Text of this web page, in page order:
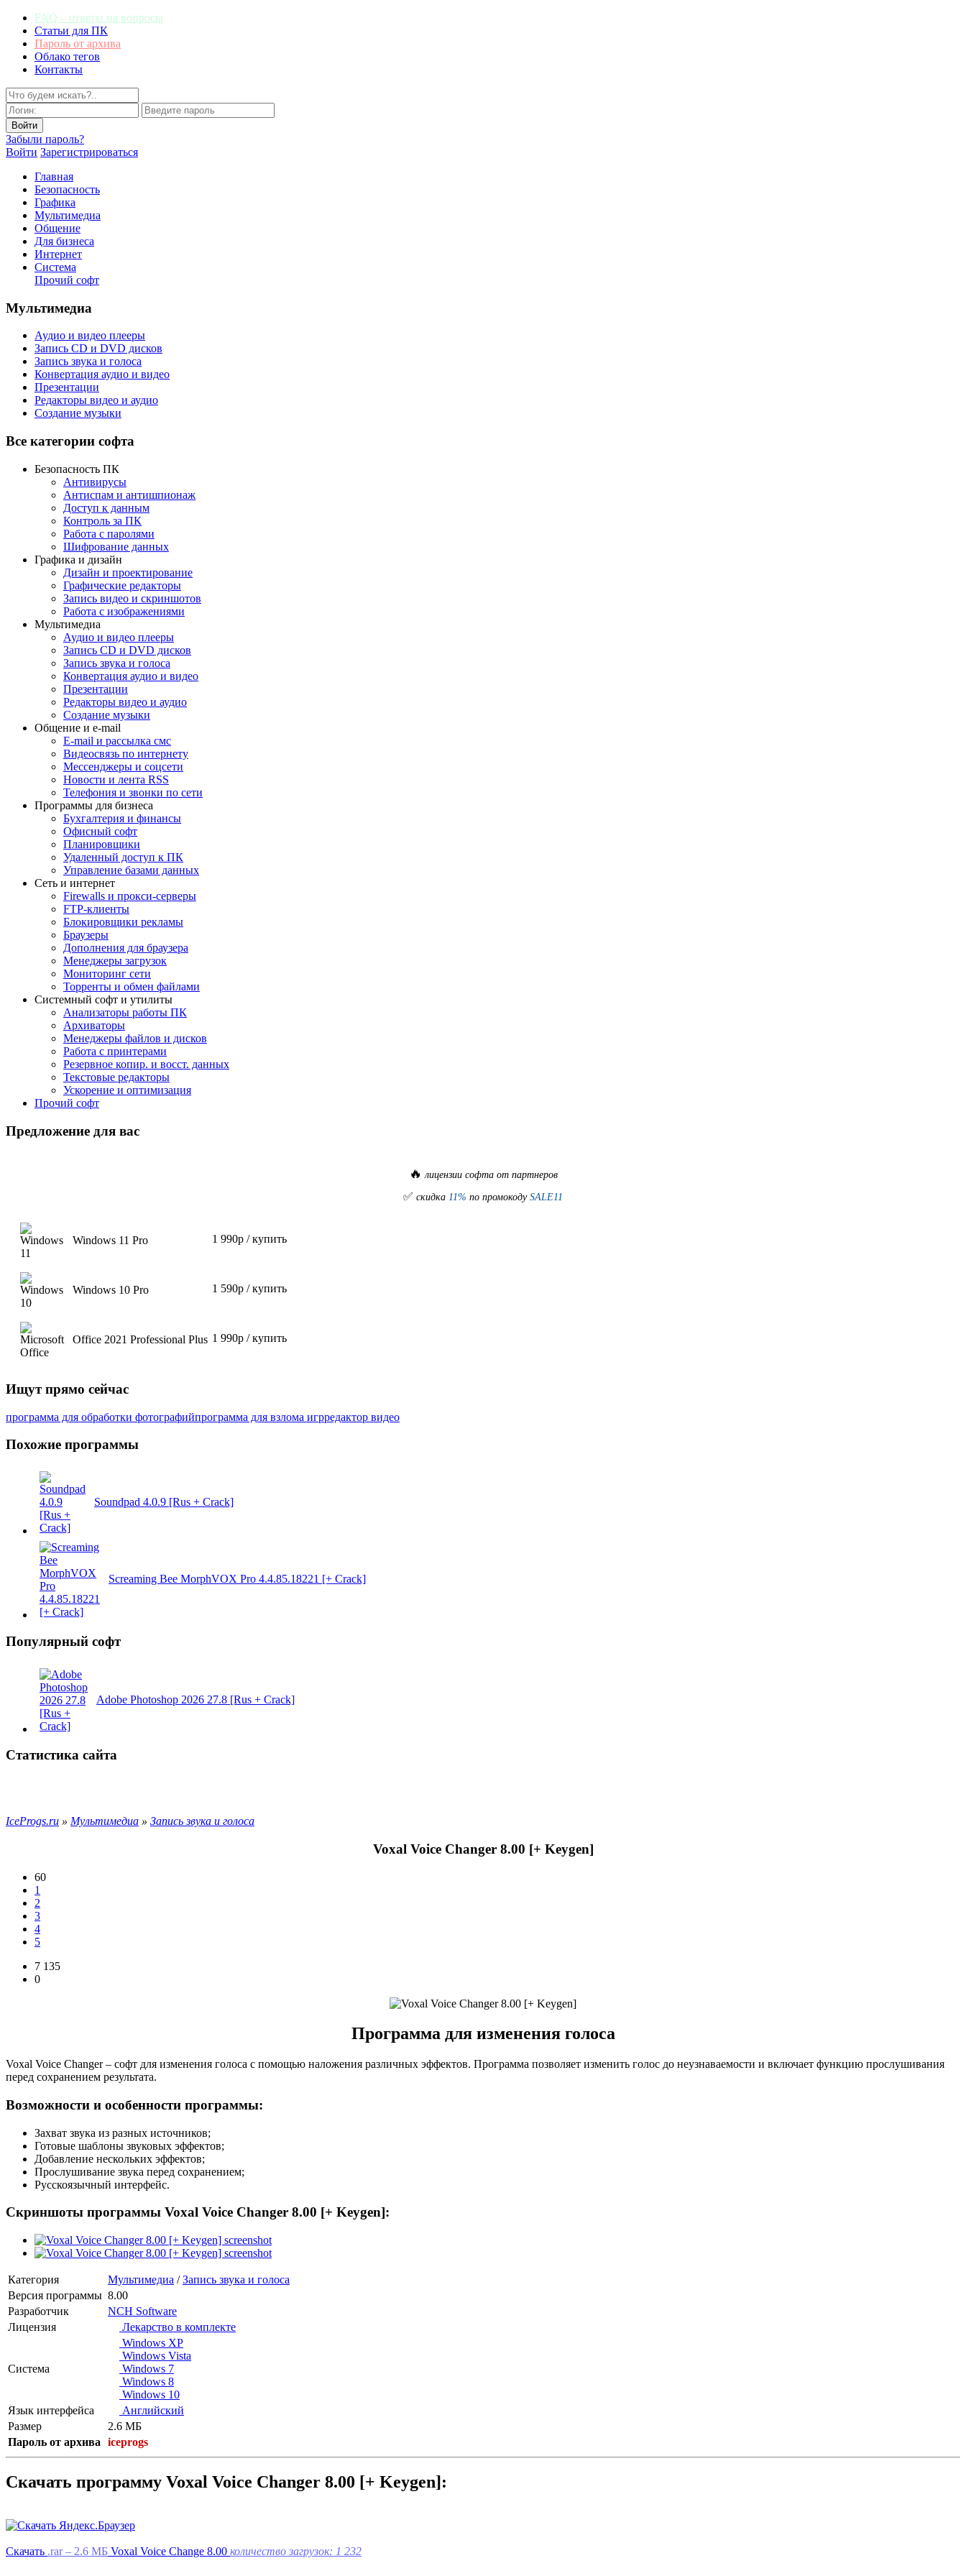
FAQ – ответы на вопросы
Статьи для ПК
Пароль от архива
Облако тегов
Контакты
Забыли пароль?
Войти Зарегистрироваться
Главная
Безопасность
Графика
Мультимедиа
Общение
Для бизнеса
Интернет
Система
Прочий софт
Мультимедиа
Аудио и видео плееры
Запись CD и DVD дисков
Запись звука и голоса
Конвертация аудио и видео
Презентации
Редакторы видео и аудио
Создание музыки
Все категории софта
Безопасность ПК
Антивирусы
Антиспам и антишпионаж
Доступ к данным
Контроль за ПК
Работа с паролями
Шифрование данных
Графика и дизайн
Дизайн и проектирование
Графические редакторы
Запись видео и скриншотов
Работа с изображениями
Мультимедиа
Аудио и видео плееры
Запись CD и DVD дисков
Запись звука и голоса
Конвертация аудио и видео
Презентации
Редакторы видео и аудио
Создание музыки
Общение и e-mail
E-mail и рассылка смс
Видеосвязь по интернету
Мессенджеры и соцсети
Новости и лента RSS
Телефония и звонки по сети
Программы для бизнеса
Бухгалтерия и финансы
Офисный софт
Планировщики
Удаленный доступ к ПК
Управление базами данных
Сеть и интернет
Firewalls и прокси-серверы
FTP-клиенты
Блокировщики рекламы
Браузеры
Дополнения для браузера
Менеджеры загрузок
Мониторинг сети
Торренты и обмен файлами
Системный софт и утилиты
Анализаторы работы ПК
Архиваторы
Менеджеры файлов и дисков
Работа с принтерами
Резервное копир. и восст. данных
Текстовые редакторы
Ускорение и оптимизация
Прочий софт
Предложение для вас
🔥 лицензии софта от партнеров
✅ скидка 11% по промокоду SALE11
Windows 11 Pro 1 990р / купить
Windows 10 Pro 1 590р / купить
Office 2021 Professional Plus 1 990р / купить
Ищут прямо сейчас
программа для обработки фотографийпрограмма для взлома игрредактор видео
Похожие программы
Soundpad 4.0.9 [Rus + Crack]
Screaming Bee MorphVOX Pro 4.4.85.18221 [+ Crack]
Популярный софт
Adobe Photoshop 2026 27.8 [Rus + Crack]
Статистика сайта
IceProgs.ru » Мультимедиа » Запись звука и голоса
Voxal Voice Changer 8.00 [+ Keygen]
60
1
2
3
4
5
7 135
0
Программа для изменения голоса
Voxal Voice Changer – софт для изменения голоса с помощью наложения различных эффектов. Программа позволяет изменить голос до неузнаваемости и включает функцию прослушивания
перед сохранением результата.
Возможности и особенности программы:
Захват звука из разных источников;
Готовые шаблоны звуковых эффектов;
Добавление нескольких эффектов;
Прослушивание звука перед сохранением;
Русскоязычный интерфейс.
Скриншоты программы Voxal Voice Changer 8.00 [+ Keygen]:
Категория Мультимедиа /Запись звука и голоса
Версия программы 8.00
Разработчик
NCH Software
Лицензия
Лекарство в комплекте
Система
Windows XP
Windows Vista
Windows 7
Windows 8
Windows 10
Язык интерфейса
Английский
Размер
2.6 МБ
Пароль от архива
iceprogs
Скачать программу Voxal Voice Changer 8.00 [+ Keygen]:
Скачать .rar– 2.6 МБ Voxal Voice Change 8.00 количество загрузок: 1 232